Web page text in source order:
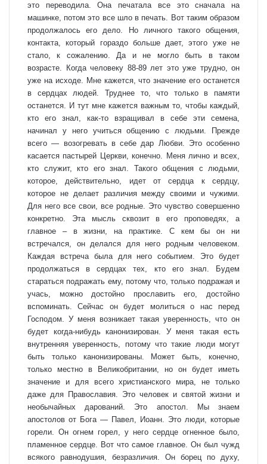
это переводила. Она печатала все это сначала на
машинке, потом это все шло в печать. Вот таким образом
продолжалось его дело. Но личного такого общения,
контакта, который гораздо больше дает, этого уже не
стало, к сожалению. Да и не могло быть в таком
возрасте. Когда человеку 88-89 лет это уже трудно, он
уже на исходе. Мне кажется, что значение его останется
в сердцах людей. Труднее то, что только в памяти
останется. И тут мне кажется важным то, чтобы каждый,
кто его знал, как-то взращивал в себе эти семена,
начинал у него учиться общению с людьми. Прежде
всего — возогревать в себе дар Любви. Это особенно
касается пастырей Церкви, конечно. Меня лично и всех,
кто служит, кто его знал. Такого общения с людьми,
которое, действительно, идет от сердца к сердцу,
которое не делает различия между своими и чужими.
Для него все свои, все родные. Это чувство совершенно
конкретно. Эта мысль сквозит в его проповедях, а
главное – в жизни, на практике. С кем бы он ни
встречался, он делался для него родным человеком.
Каждая встреча была для него событием. Это будет
продолжаться в сердцах тех, кто его знал. Будем
стараться подражать ему, потому что, только подражая и
учась, можно достойно прославить его, достойно
вспоминать. Сейчас он будет молиться о нас перед
Господом. У меня возникает такая уверенность, что он
будет когда-нибудь канонизирован. У меня такая есть
внутренняя уверенность, потому что такие люди могут
быть только канонизированы. Может быть, конечно,
только местно в Великобритании, но он будет иметь
значение и для всего христианского мира, не только
даже для Православия. Это человек и святой жизни и
необычайных дарований. Это апостол. Мы знаем
апостолов от Бога — Павел, Иоанн. Это люди, которые
горели. Он огнем горел, у него сердце огненное было,
пламенное сердце. Вот что самое главное. Он был чужд
всякого равнодушия, безразличия. Он борец по духу,